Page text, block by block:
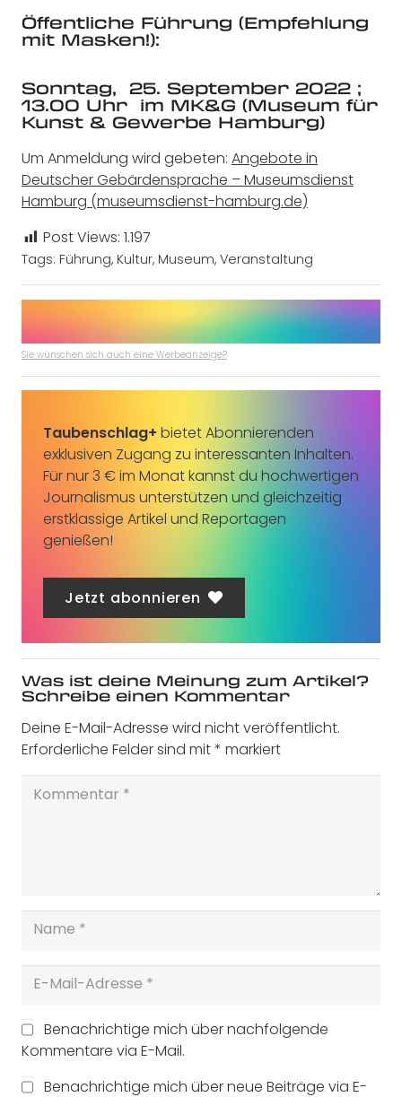
Öffentliche Führung (Empfehlung
mit Masken!):
Sonntag, 25. September 2022 ;
13.00 Uhr im MK&G (Museum für
Kunst & Gewerbe Hamburg)
Um Anmeldung wird gebeten: Angebote in
Deutscher Gebärdensprache – Museumsdienst
Hamburg (museumsdienst-hamburg.de)
Post Views: 1.197
Tags: Führung, Kultur, Museum, Veranstaltung
Sie wünschen sich auch eine Werbeanzeige?
Taubenschlag+ bietet Abonnierenden
exklusiven Zugang zu interessanten Inhalten.
Für nur 3 € im Monat kannst du hochwertigen
Journalismus unterstützen und gleichzeitig
erstklassige Artikel und Reportagen
genießen!
Jetzt abonnieren
Was ist deine Meinung zum Artikel?
Schreibe einen Kommentar
Deine E-Mail-Adresse wird nicht veröffentlicht.
Erforderliche Felder sind mit* markiert
Benachrichtige mich über nachfolgende
Kommentare via E-Mail.
Benachrichtige mich über neue Beiträge via E-